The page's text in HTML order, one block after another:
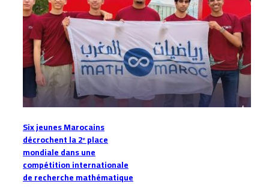
Six jeunes Marocains
décrochent la 2ᵉ place
mondiale dans une
compétition internationale
de recherche mathématique